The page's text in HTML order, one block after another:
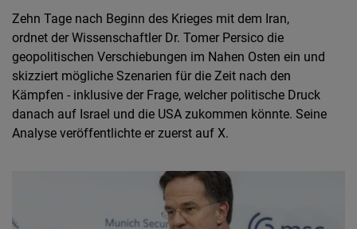
Zehn Tage nach Beginn des Krieges mit dem Iran,
ordnet der Wissenschaftler Dr. Tomer Persico die
geopolitischen Verschiebungen im Nahen Osten ein und
skizziert mögliche Szenarien für die Zeit nach den
Kämpfen - inklusive der Frage, welcher politische Druck
danach auf Israel und die USA zukommen könnte. Seine
Analyse veröffentlichte er zuerst auf X.